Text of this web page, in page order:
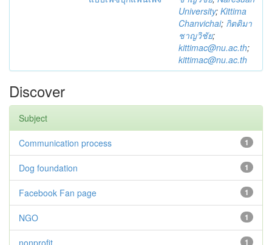
University; Kittima
Chanvichai; กิตติมา
ชาญวิชัย;
kittimac@nu.ac.th;
kittimac@nu.ac.th
Discover
Subject
1
Communication process
1
Dog foundation
1
Facebook Fan page
1
NGO
1
nonprofit